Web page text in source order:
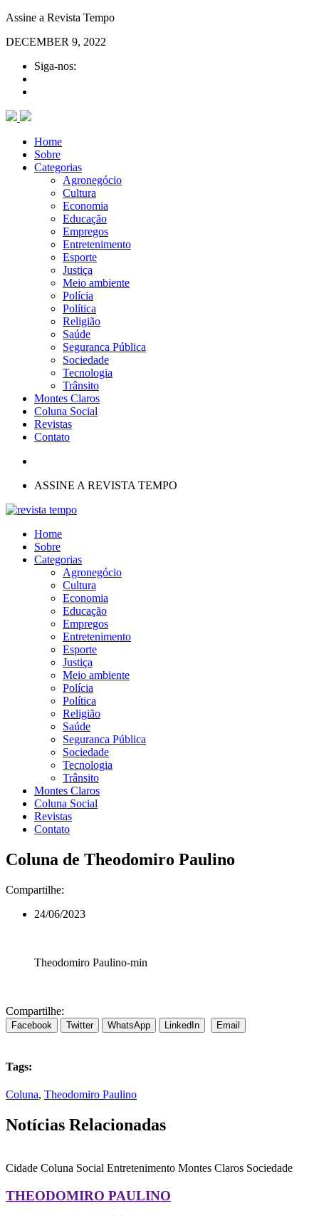
Assine a Revista Tempo
DECEMBER 9, 2022
Siga-nos:
Home
Sobre
Categorias
Agronegócio
Cultura
Economia
Educação
Empregos
Entretenimento
Esporte
Justiça
Meio ambiente
Polícia
Política
Religião
Saúde
Seguranca Pública
Sociedade
Tecnologia
Trânsito
Montes Claros
Coluna Social
Revistas
Contato
ASSINE A REVISTA TEMPO
Home
Sobre
Categorias
Agronegócio
Cultura
Economia
Educação
Empregos
Entretenimento
Esporte
Justiça
Meio ambiente
Polícia
Política
Religião
Saúde
Seguranca Pública
Sociedade
Tecnologia
Trânsito
Montes Claros
Coluna Social
Revistas
Contato
Coluna de Theodomiro Paulino
Compartilhe:
24/06/2023
Theodomiro Paulino-min
Compartilhe:
Facebook Twitter WhatsApp LinkedIn Email
Tags:
Coluna, Theodomiro Paulino
Notícias Relacionadas
Cidade Coluna Social Entretenimento Montes Claros Sociedade
THEODOMIRO PAULINO